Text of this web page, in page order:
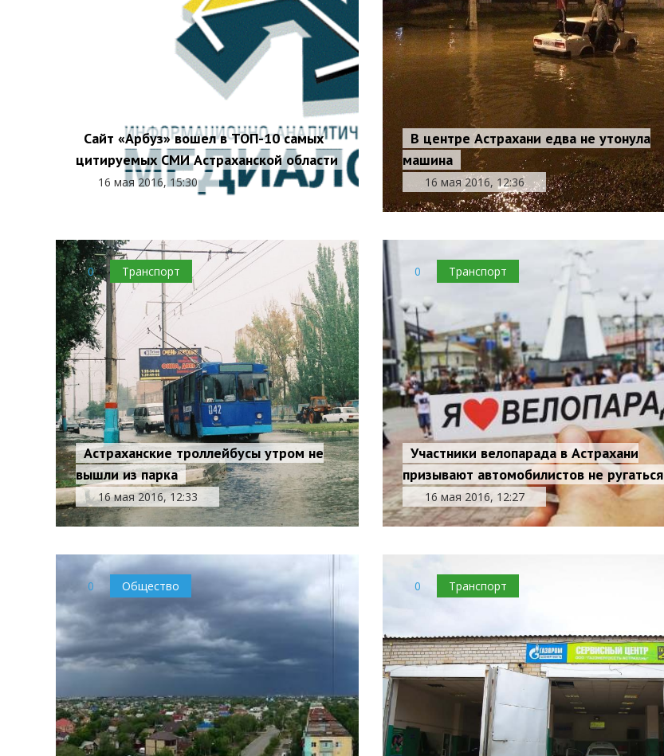
Сайт «Арбуз» вошел в ТОП-10 самых
цитируемых СМИ Астраханской области
16 мая 2016, 15:30
В центре Астрахани едва не утонула
машина
16 мая 2016, 12:36
0 Транспорт
Астраханские троллейбусы утром не
вышли из парка
16 мая 2016, 12:33
0 Транспорт
Участники велопарада в Астрахани
призывают автомобилистов не ругаться
16 мая 2016, 12:27
0 Общество 0 Транспорт